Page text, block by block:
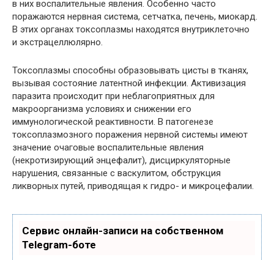
в них воспалительные явления. Особенно часто
поражаются нервная система, сетчатка, печень, миокард.
В этих органах токсоплазмы находятся внутриклеточно
и экстрацеллюлярно.
Токсоплазмы способны образовывать цисты в тканях,
вызывая состояние латентной инфекции. Активизация
паразита происходит при неблагоприятных для
макроорганизма условиях и снижении его
иммунологической реактивности. В патогенезе
токсоплазмозного поражения нервной системы имеют
значение очаговые воспалительные явления
(некротизирующий энцефалит), дисциркуляторные
нарушения, связанные с васкулитом, обструкция
ликворных путей, приводящая к гидро- и микроцефалии.
Сервис онлайн-записи на собственном
Telegram-боте